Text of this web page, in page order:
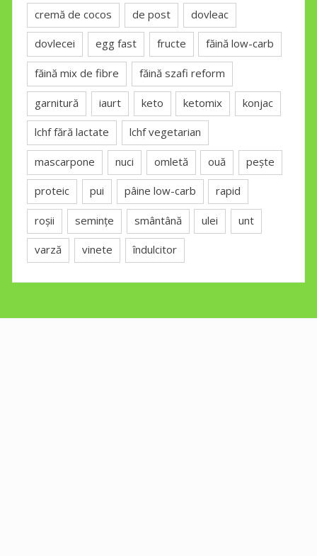
cremă de cocos de post dovleac
dovlecei egg fast fructe făină low-carb
făină mix de fibre făină szafi reform
garnitură iaurt keto ketomix konjac
lchf fără lactate lchf vegetarian
mascarpone nuci omletă ouă pește
proteic pui pâine low-carb rapid
roșii semințe smântână ulei unt
varză vinete îndulcitor